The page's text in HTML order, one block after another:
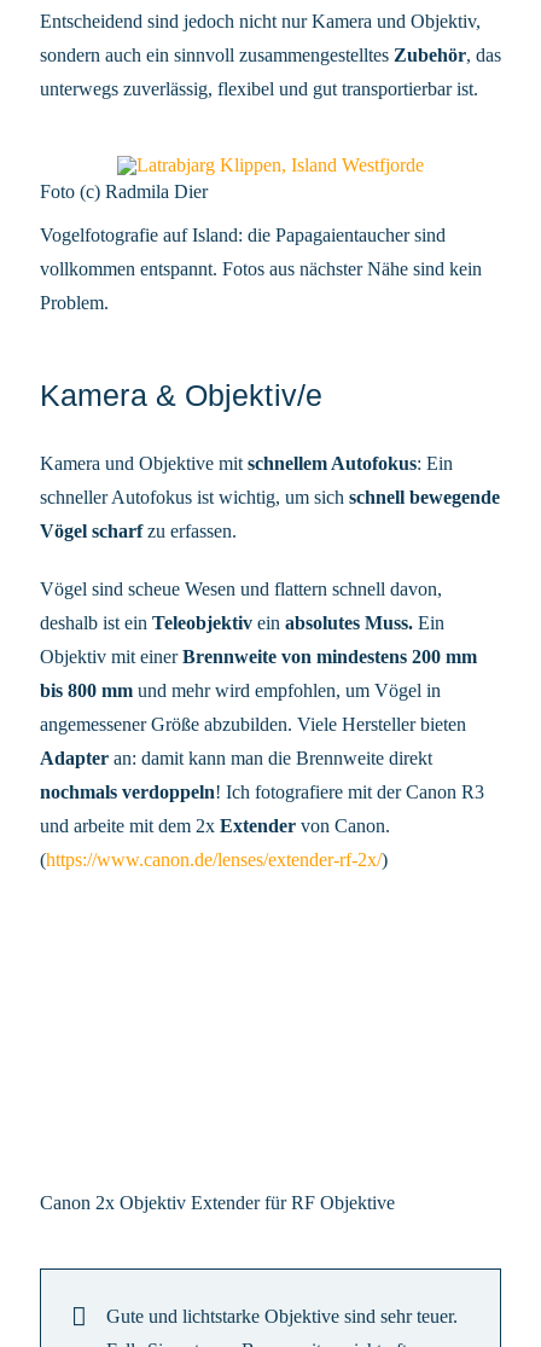
Entscheidend sind jedoch nicht nur Kamera und Objektiv,
sondern auch ein sinnvoll zusammengestelltes Zubehör, das
unterwegs zuverlässig, flexibel und gut transportierbar ist.
Foto (c) Radmila Dier
Vogelfotografie auf Island: die Papagaientaucher sind
vollkommen entspannt. Fotos aus nächster Nähe sind kein
Problem.
Kamera & Objektiv/e
Kamera und Objektive mitschnellem Autofokus: Ein
schneller Autofokus ist wichtig, um sich schnell bewegende
Vögel scharfzu erfassen.
Vögel sind scheue Wesen und flattern schnell davon,
deshalb ist ein Teleobjektiv ein absolutes Muss. Ein
Objektiv mit einerBrennweite von mindestens 200 mm
bis 800 mm und mehr wird empfohlen, um Vögel in
angemessener Größe abzubilden. Viele Hersteller bieten
Adapter an: damit kann man die Brennweite direkt
nochmals verdoppeln! Ich fotografiere mit der Canon R3
und arbeite mit dem 2x Extender von Canon.
(https://www.canon.de/lenses/extender-rf-2x/)
Canon 2x Objektiv Extender für RF Objektive
Gute und lichtstarke Objektive sind sehr teuer.